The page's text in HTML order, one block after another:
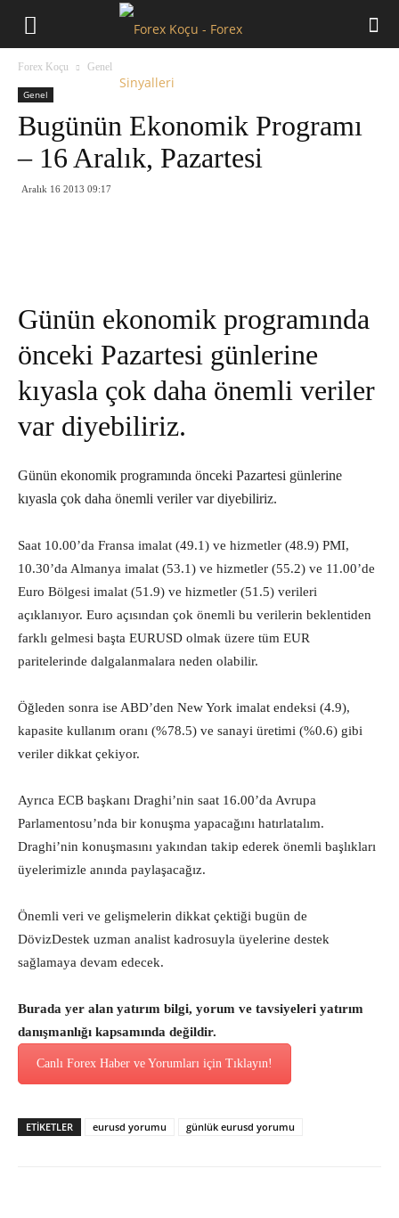
Forex Koçu Genel
Genel
Bugünün Ekonomik Programı
– 16 Aralık, Pazartesi
Aralık 16 2013 09:17
Günün ekonomik programında
önceki Pazartesi günlerine
kıyasla çok daha önemli veriler
var diyebiliriz.
Günün ekonomik programında önceki Pazartesi günlerine
kıyasla çok daha önemli veriler var diyebiliriz.
Saat 10.00’da Fransa imalat (49.1) ve hizmetler (48.9) PMI,
10.30’da Almanya imalat (53.1) ve hizmetler (55.2) ve 11.00’de
Euro Bölgesi imalat (51.9) ve hizmetler (51.5) verileri
açıklanıyor. Euro açısından çok önemli bu verilerin beklentiden
farklı gelmesi başta EURUSD olmak üzere tüm EUR
paritelerinde dalgalanmalara neden olabilir.
Öğleden sonra ise ABD’den New York imalat endeksi (4.9),
kapasite kullanım oranı (%78.5) ve sanayi üretimi (%0.6) gibi
veriler dikkat çekiyor.
Ayrıca ECB başkanı Draghi’nin saat 16.00’da Avrupa
Parlamentosu’nda bir konuşma yapacağını hatırlatalım.
Draghi’nin konuşmasını yakından takip ederek önemli başlıkları
üyelerimizle anında paylaşacağız.
Önemli veri ve gelişmelerin dikkat çektiği bugün de
DövizDestek uzman analist kadrosuyla üyelerine destek
sağlamaya devam edecek.
Burada yer alan yatırım bilgi, yorum ve tavsiyeleri yatırım
danışmanlığı kapsamında değildir.
Canlı Forex Haber ve Yorumları için Tıklayın!
ETİKETLER eurusd yorumu günlük eurusd yorumu